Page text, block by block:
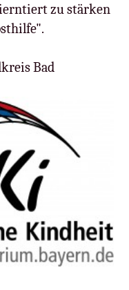
zu stärken
Bad